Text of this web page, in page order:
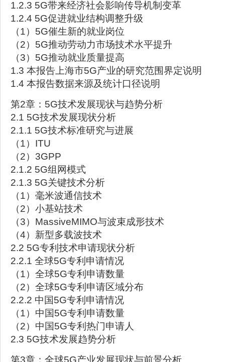
1.2.3 5G带来经济社会影响传导机制变革
1.2.4 5G促进就业结构调整升级
（1）5G催生新的就业岗位
（2）5G推动劳动力市场技术水平提升
（3）5G推动就业质量提高
1.3 本报告上海市5G产业的研究范围界定说明
1.4 本报告数据来源及统计口径说明
第2章：5G技术发展现状与趋势分析
2.1 5G技术发展现状分析
2.1.1 5G技术标准研究与进展
（1）ITU
（2）3GPP
2.1.2 5G组网模式
2.1.3 5G关键技术分析
（1）毫米波通信技术
（2）小基站技术
（3）MassiveMIMO与波束成形技术
（4）新型多载波技术
2.2 5G专利技术申请现状分析
2.2.1 全球5G专利申请情况
（1）全球5G专利申请数量
（2）全球5G专利申请区域分布
2.2.2 中国5G专利申请情况
（1）中国5G专利申请数量
（2）中国5G专利热门申请人
2.3 5G技术发展趋势分析
第3章：全球5G产业发展现状与前景分析